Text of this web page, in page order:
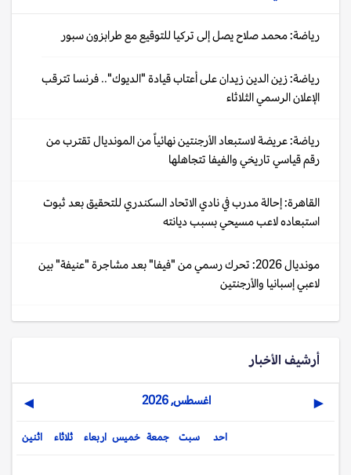
رياضة: محمد صلاح يصل إلى تركيا للتوقيع مع طرابزون سبور
رياضة: زين الدين زيدان على أعتاب قيادة "الديوك".. فرنسا تترقب
الإعلان الرسمي الثلاثاء
رياضة: عريضة لاستبعاد الأرجنتين نهائياً من المونديال تقترب من
رقم قياسي تاريخي والفيفا تتجاهلها
القاهرة: إحالة مدرب في نادي الاتحاد السكندري للتحقيق بعد ثبوت
استبعاده لاعب مسيحي بسبب ديانته
مونديال 2026: تحرك رسمي من "فيفا" بعد مشاجرة "عنيفة" بين
لاعبي إسبانيا والأرجنتين
أرشيف الأخبار
◀ اغسطس, 2026 ▶
اثنين ثلاثاء اربعاء خميس جمعة سبت احد